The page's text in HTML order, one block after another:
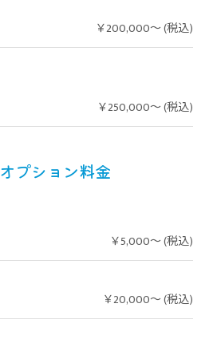
￥200,000～ (税込)
￥250,000～ (税込)
プション料金
￥5,000～ (税込)
￥20,000～ (税込)